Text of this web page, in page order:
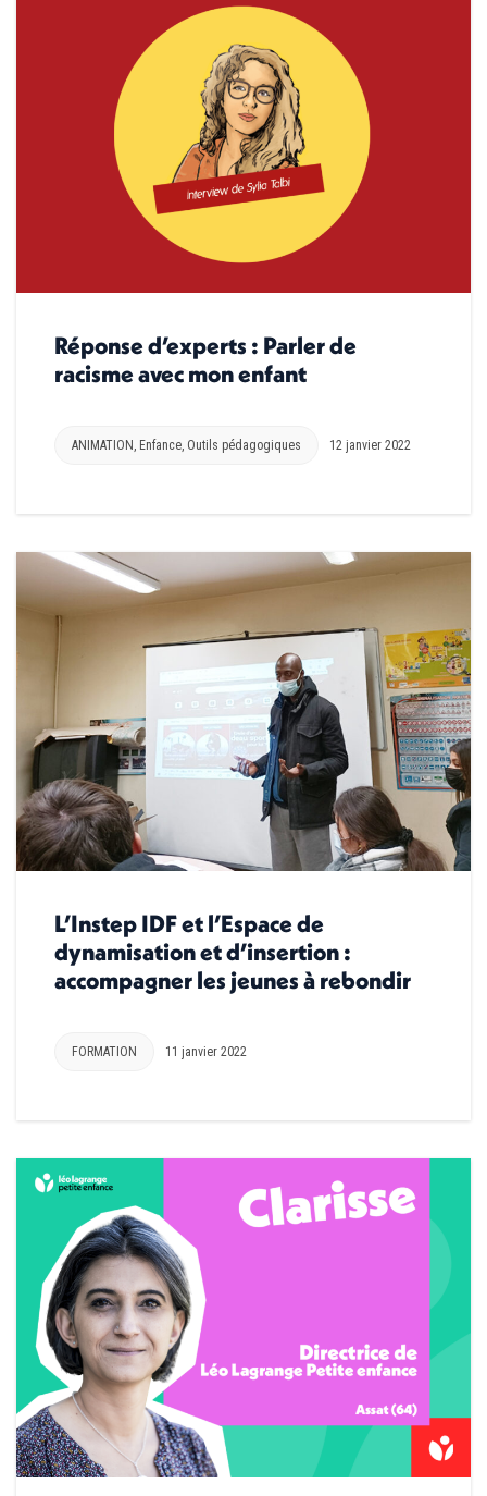
Réponse d’experts : Parler de
racisme avec mon enfant
ANIMATION , Enfance, Outils pédagogiques 12 janvier 2022
L’Instep IDF et l’Espace de
dynamisation et d’insertion :
accompagner les jeunes à rebondir
FORMATION 11 janvier 2022